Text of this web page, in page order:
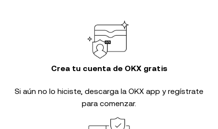
Crea tu cuenta de OKX gratis
Si aún no lo hiciste, descarga la OKX app y regístrate
para comenzar.